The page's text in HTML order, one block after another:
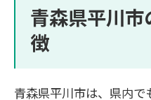
青森県平川
徴
青森県平川市は、県内